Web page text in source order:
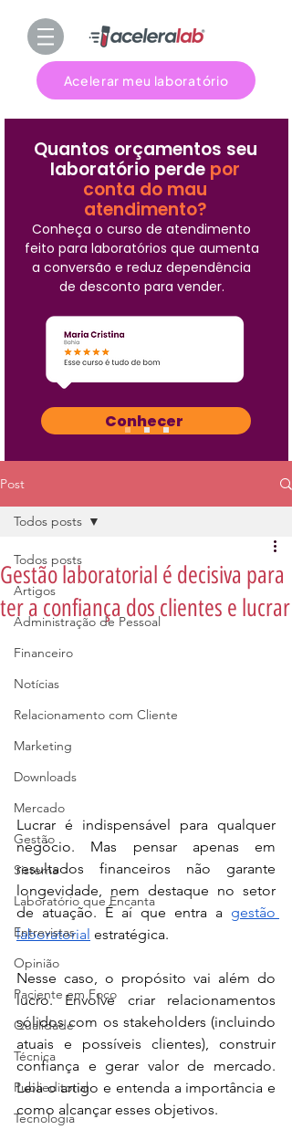
Acelerar meu laboratório
Quantos orçamentos seu
laboratório perde por
conta do mau
atendimento?
Conheça o curso de atendimento
feito para laboratórios que aumenta
a conversão e reduz dependência
de desconto para vender.
Conhecer
Post
Todos posts
Artigos
Administração de Pessoal
Financeiro
Notícias
Relacionamento com Cliente
Marketing
Downloads
Mercado
Gestão
Sistema
Laboratório que Encanta
Entrevistas
Opinião
Paciente em Foco
Qualidade
Técnica
Publieditorial
Tecnologia
Todos posts
Gestão laboratorial é decisiva para
ter a confiança dos clientes e lucrar
Lucrar é indispensável para qualquer
negócio. Mas pensar apenas em
resultados financeiros não garante
longevidade, nem destaque no setor
de atuação. É aí que entra a gestão
laboratorial estratégica.
Nesse caso, o propósito vai além do
lucro. Envolve criar relacionamentos
sólidos com os stakeholders (incluindo
atuais e possíveis clientes), construir
confiança e gerar valor de mercado.
Leia o artigo e entenda a importância e
como alcançar esses objetivos.